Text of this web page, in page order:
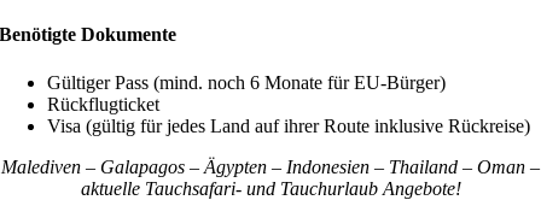
Benötigte Dokumente
Gültiger Pass (mind. noch 6 Monate für EU-Bürger)
Rückflugticket
Visa (gültig für jedes Land auf ihrer Route inklusive Rückreise)
Malediven – Galapagos – Ägypten – Indonesien – Thailand – Oman –
aktuelle Tauchsafari- und Tauchurlaub Angebote!